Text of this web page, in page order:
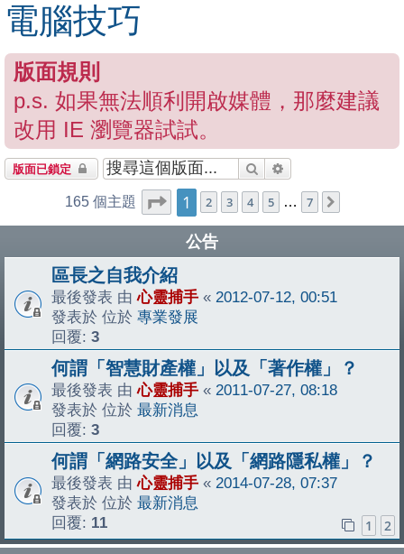
電腦技巧
版面規則
p.s. 如果無法順利開啟媒體，那麼建議
改用 IE 瀏覽器試試。
版面已鎖定 搜尋
165 個主題 第 1頁 (共 7頁)
1 2 3 4 5 … 7
公告
區長之自我介紹
最後發表 由心靈捕手 « 2012-07-12, 00:51
發表於 位於 專業發展
回覆: 3
何謂「智慧財產權」以及「著作權」？
最後發表 由心靈捕手 « 2011-07-27, 08:18
發表於 位於 最新消息
回覆: 3
何謂「網路安全」以及「網路隱私權」？
最後發表 由心靈捕手 « 2014-07-28, 07:37
發表於 位於 最新消息
回覆: 11 1 2